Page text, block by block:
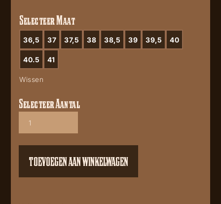
Selecteer Maat
36,5 37 37,5 38 38,5 39 39,5 40
40.5 41
Wissen
Corral
aantal
Selecteer Aantal
TOEVOEGEN AAN WINKELWAGEN